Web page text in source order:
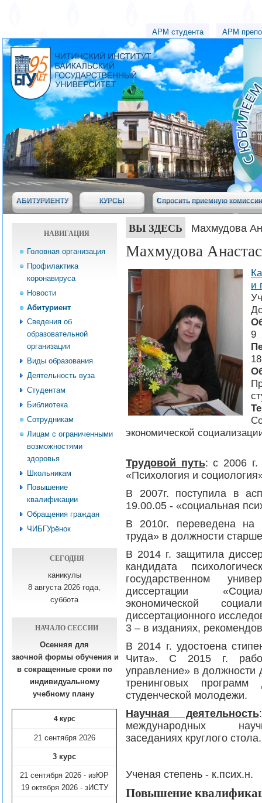
АРМ студента АРМ
АБИТУРИЕНТУ КУРСЫ Спросить приемную
НАВИГАЦИЯ
Головная организация
Профилактика
коронавируса
Новости
Абитуриент
Сведения об
образовательной
организации
Виды образования
Деятельность вуза
Студентам
Библиотека
Сотрудникам
Лицам с ограниченными
возможностями
здоровья
Школьникам
Повышение
квалификации
Обращения граждан
ЧИБГУрёнок
СЕГОДНЯ
каникулы
8 августа 2026 года,
суббота
НАЧАЛО СЕССИИ
Осенняя для
заочной формы обучения и
в сокращенные сроки по
индивидуальному
учебному плану​
4 курс
21 сентября 2026
3 курс
21 сентября 2026 - изЮР
19 октября 2026 - зИСТУ
ВЫ ЗДЕСЬ Махмудова
Махмудова
и
9
экономической
Трудовой путь: с 2006
«Психология и
В 2007г. поступила в
19.00.05 - «социальная
В 2010г. переведена на
труда» в должности
В 2014 г. защитила
кандидата
государственном
диссертации
экономической
диссертационного
3 – в изданиях,
В 2014 г. удостоена
Чита». С 2015 г.
управление» в
тренинговых
студенческой молодежи.
Научная деятельность
международных
заседаниях круглого стола.
Ученая степень - к.псих.н.
Повышение